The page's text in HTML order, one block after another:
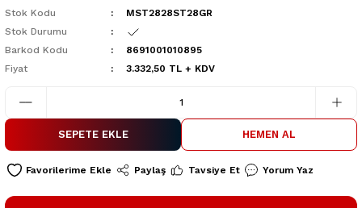
Stok Kodu
MST2828ST28GR
Stok Durumu
Barkod Kodu
8691001010895
Fiyat
3.332,50 TL + KDV
SEPETE EKLE HEMEN AL
Paylaş Tavsiye Et Yorum Yaz